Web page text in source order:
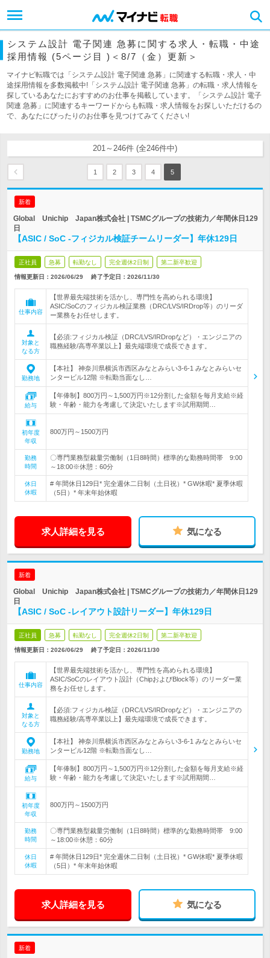
システム設計 電子関連 急募に関する求人・転職・中途
採用情報 (5ページ目 )＜8/7（金）更新＞
マイナビ転職では「システム設計 電子関連 急募」に関連する転職・求人・中
途採用情報を多数掲載中!「システム設計 電子関連 急募」の転職・求人情報を
探しているあなたにおすすめのお仕事を掲載しています。「システム設計 電子
関連 急募」に関連するキーワードからも転職・求人情報をお探しいただけるの
で、あなたにぴったりのお仕事を見つけてみてください!
201～246件 (全246件中)
1 2 3 4 5
新着
Global Unichip Japan株式会社 | TSMCグループの技術力／年間休日129
日
【ASIC / SoC -フィジカル検証チームリーダー】年休129日
正社員 急募 転勤なし 完全週休2日制 第二新卒歓迎
情報更新日：2026/06/29 終了予定日： 2026/11/30
仕事内容
【世界最先端技術を活かし、専門性を高められる環境】
ASIC/SoCのフィジカル検証業務（DRC/LVS/IRDrop等）のリーダ
ー業務をお任せします。
対象と
なる方
【必須:フィジカル検証（DRC/LVS/IRDropなど）・エンジニアの
職務経験/高専卒業以上】最先端環境で成長できます。
勤務地
【本社】 神奈川県横浜市西区みなとみらい3-6-1 みなとみらいセ
ンタービル12階 ※転勤当面なし…
給与
【年俸制】800万円～1,500万円※12分割した金額を毎月支給※経
験・年齢・能力を考慮して決定いたします※試用期間…
初年度
年収
800万円～1500万円
勤務
時間
〇専門業務型裁量労働制（1日8時間）標準的な勤務時間帯 9:00
～18:00※休憩：60分
休日
休暇
# 年間休日129日* 完全週休二日制（土日祝）* GW休暇* 夏季休暇
（5日）* 年末年始休暇
求人詳細を見る 気になる
新着
Global Unichip Japan株式会社 | TSMCグループの技術力／年間休日129
日
【ASIC / SoC -レイアウト設計リーダー】年休129日
正社員 急募 転勤なし 完全週休2日制 第二新卒歓迎
情報更新日：2026/06/29 終了予定日： 2026/11/30
仕事内容
【世界最先端技術を活かし、専門性を高められる環境】
ASIC/SoCのレイアウト設計（ChipおよびBlock等）のリーダー業
務をお任せします。
対象と
なる方
【必須:フィジカル検証（DRC/LVS/IRDropなど）・エンジニアの
職務経験/高専卒業以上】最先端環境で成長できます。
勤務地
【本社】 神奈川県横浜市西区みなとみらい3-6-1 みなとみらいセ
ンタービル12階 ※転勤当面なし…
給与
【年俸制】800万円～1,500万円※12分割した金額を毎月支給※経
験・年齢・能力を考慮して決定いたします※試用期間…
初年度
年収
800万円～1500万円
勤務
時間
〇専門業務型裁量労働制（1日8時間）標準的な勤務時間帯 9:00
～18:00※休憩：60分
休日
休暇
# 年間休日129日* 完全週休二日制（土日祝）* GW休暇* 夏季休暇
（5日）* 年末年始休暇
求人詳細を見る 気になる
新着